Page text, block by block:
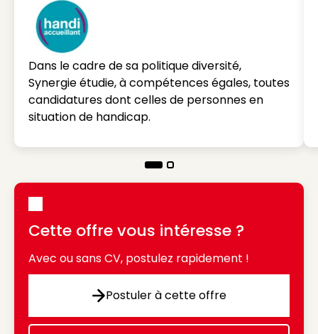
Dans le cadre de sa politique diversité,
Synergie étudie, à compétences égales, toutes
candidatures dont celles de personnes en
situation de handicap.
Cette offre vous intéresse ?
Avec ou sans CV, postulez rapidement !
Postuler à cette offre
Postuler à cette offre